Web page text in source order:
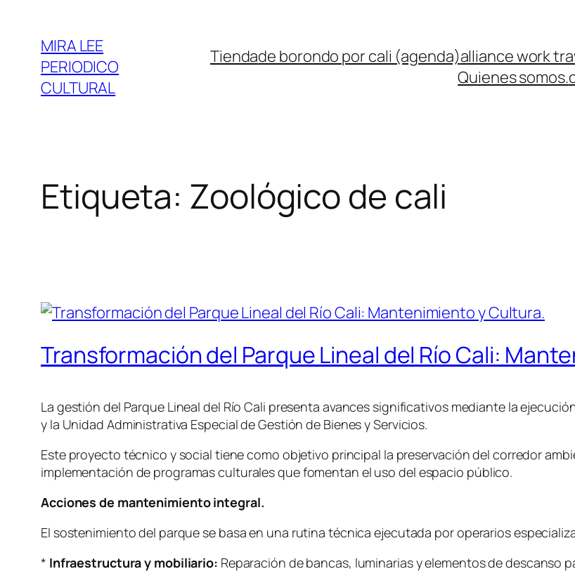
contenido
MIRA LEE
PERIODICO
CULTURAL
Tiendade borondo por cali (agenda)alliance work
Quienes somos.
Etiqueta: Zoológico de cali
Transformación del Parque Lineal del Río Cali:
La gestión del Parque Lineal del Río Cali presenta avances significativos mediante la
y la Unidad Administrativa Especial de Gestión de Bienes y Servicios.
Este proyecto técnico y social tiene como objetivo principal la preservación del corredor
implementación de programas culturales que fomentan el uso del espacio público.
Acciones de mantenimiento integral.
El sostenimiento del parque se basa en una rutina técnica ejecutada por operarios
* Infraestructura y mobiliario: Reparación de bancas, luminarias y elementos de descanso